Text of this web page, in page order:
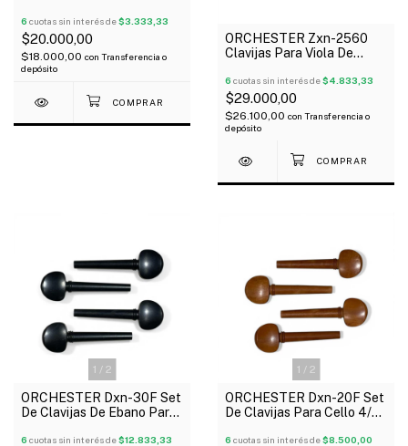
6 cuotas sin interés de$3.333,33
$20.000,00
$18.000,00 con Transferencia o
depósito
ORCHESTER Zxn-2560
Clavijas Para Viola De
6 cuotas sin interés de$4.833,33
$29.000,00
$26.100,00 con Transferencia o
depósito
1 / 2
ORCHESTER Dxn-30F Set
De Clavijas De Ebano Para
6 cuotas sin interés de$12.833,33
1 / 2
ORCHESTER Dxn-20F Set
De Clavijas Para Cello 4/4
6 cuotas sin interés de$8.500,00